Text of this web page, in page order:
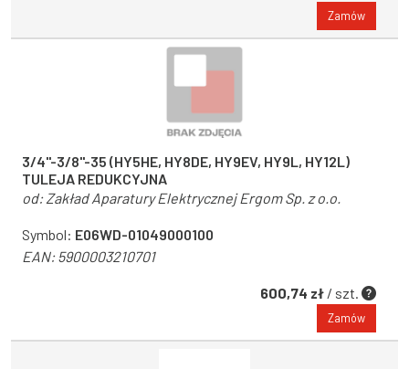
Zamów
3/4"-3/8"-35 (HY5HE, HY8DE, HY9EV, HY9L, HY12L)
TULEJA REDUKCYJNA
od: Zakład Aparatury Elektrycznej Ergom Sp. z o.o.
Symbol: E06WD-01049000100
EAN:5900003210701
600,74 zł / szt.
Zamów